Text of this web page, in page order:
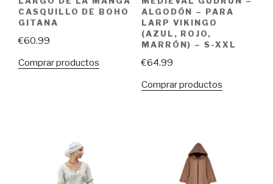
CASQUILLO DE BOHO
GITANA
€60.99
Comprar productos
ALGODÓN – PARA
LARP VIKINGO
(AZUL, ROJO,
MARRÓN) – S-XXL
€64.99
Comprar productos